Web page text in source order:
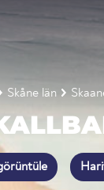
Skåne län